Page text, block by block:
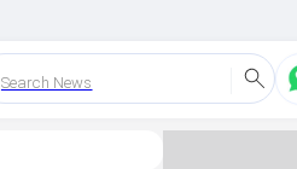
Search News